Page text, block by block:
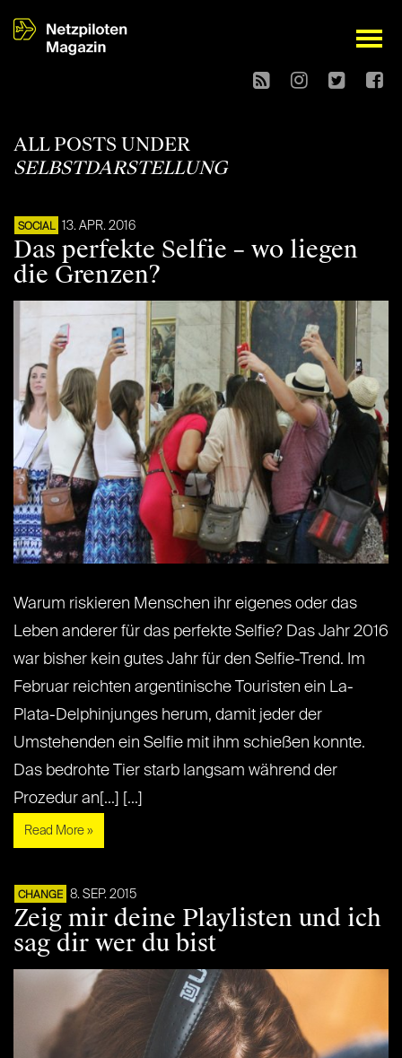
open
ALL POSTS UNDER
SELBSTDARSTELLUNG
SOCIAL 13. APR. 2016
Das perfekte Selfie – wo liegen
die Grenzen?
Warum riskieren Menschen ihr eigenes oder das
Leben anderer für das perfekte Selfie? Das Jahr 2016
war bisher kein gutes Jahr für den Selfie-Trend. Im
Februar reichten argentinische Touristen ein La-
Plata-Delphinjunges herum, damit jeder der
Umstehenden ein Selfie mit ihm schießen konnte.
Das bedrohte Tier starb langsam während der
Prozedur an[...] [...]
Read More »
CHANGE 8. SEP. 2015
Zeig mir deine Playlisten und ich
sag dir wer du bist